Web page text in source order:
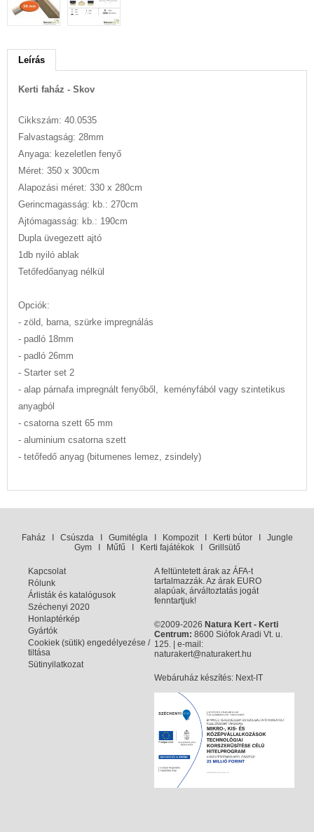
Leírás
Kerti faház - Skov
Cikkszám: 40.0535
Falvastagság: 28mm
Anyaga: kezeletlen fenyő
Méret: 350 x 300cm
Alapozási méret: 330 x 280cm
Gerincmagasság: kb.: 270cm
Ajtómagasság: kb.: 190cm
Dupla üvegezett ajtó
1db nyiló ablak
Tetőfedőanyag nélkül
Opciók:
- zöld, barna, szürke impregnálás
- padló 18mm
- padló 26mm
- Starter set 2
- alap párnafa impregnált fenyőből, keményfából vagy szintetikus
anyagból
- csatorna szett 65 mm
- aluminium csatorna szett
- tetőfedő anyag (bitumenes lemez, zsindely)
FaházI CsúszdaI GumitéglaI KompozitI Kerti bútorI Jungle
GymI Műfű Kerti fajátékokI Grillsütő
Kapcsolat
Rólunk
Árlisták és katalógusok
Széchenyi 2020
Honlaptérkép
Gyártók
Cookiek (sütik) engedélyezése /
tiltása
Sütinyilatkozat
A feltüntetett árak az ÁFA-t
tartalmazzák. Az árak EURO
alapúak, árváltoztatás jogát
fenntartjuk!
©2009-2026 Natura Kert - Kerti
Centrum: 8600 Siófok Aradi Vt. u.
125. | e-mail:
naturakert@naturakert.hu
Webáruház készítés: Next-IT